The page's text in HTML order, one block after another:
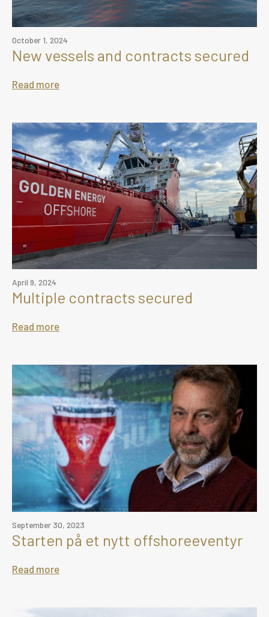
October 1, 2024
New vessels and contracts secured
Read more
April 9, 2024
Multiple contracts secured
Read more
September 30, 2023
Starten på et nytt offshoreeventyr
Read more